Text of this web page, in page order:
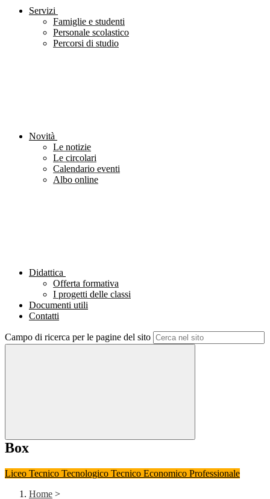
Servizi
Famiglie e studenti
Personale scolastico
Percorsi di studio
Novità
Le notizie
Le circolari
Calendario eventi
Albo online
Didattica
Offerta formativa
I progetti delle classi
Documenti utili
Contatti
Campo di ricerca per le pagine del sito
Box
Liceo Tecnico Tecnologico Tecnico Economico Professionale
Home >